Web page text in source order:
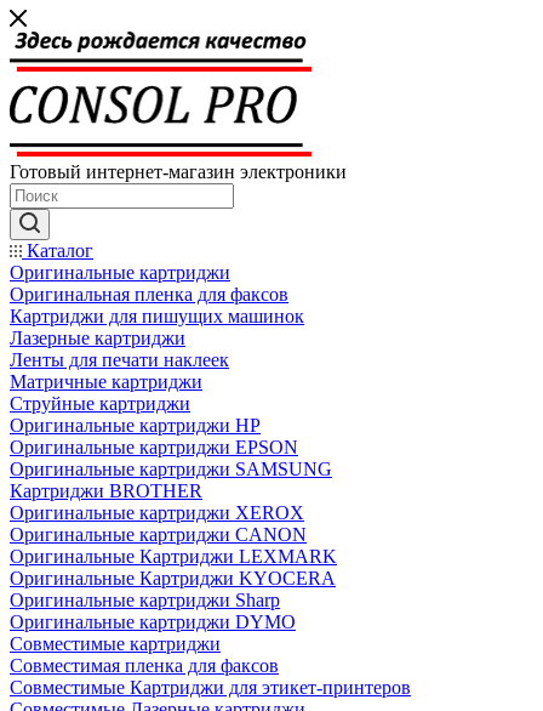
Готовый интернет-магазин электроники
Каталог
Оригинальные картриджи
Оригинальная пленка для факсов
Картриджи для пишущих машинок
Лазерные картриджи
Ленты для печати наклеек
Матричные картриджи
Струйные картриджи
Оригинальные картриджи HP
Оригинальные картриджи EPSON
Оригинальные картриджи SAMSUNG
Картриджи BROTHER
Оригинальные картриджи XEROX
Оригинальные картриджи CANON
Оригинальные Картриджи LEXMARK
Оригинальные Картриджи KYOCERA
Оригинальные картриджи Sharp
Оригинальные картриджи DYMO
Совместимые картриджи
Совместимая пленка для факсов
Совместимые Картриджи для этикет-принтеров